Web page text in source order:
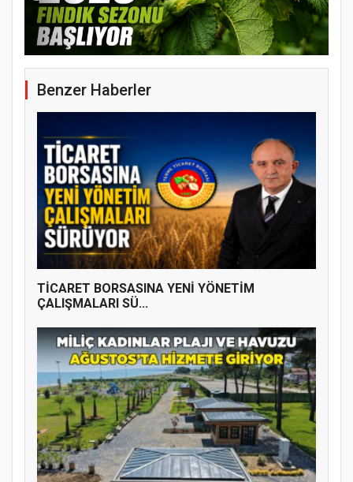
YENİ PARTİ TERME İLÇE BAŞKANLIĞINDA
ÜYE KATILIM PROGRAMI
Benzer Haberler
TİCARET BORSASINA YENİ YÖNETİM
ÇALIŞMALARI SÜ...